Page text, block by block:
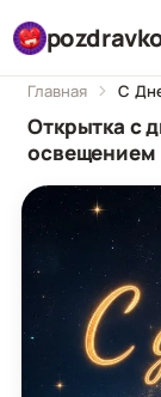
Главная С
Открытка с
освещением